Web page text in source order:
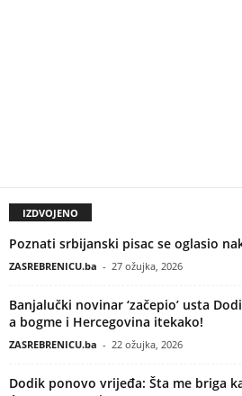
IZDVOJENO
Poznati srbijanski pisac se oglasio
ZASREBRENICU.ba - 27 ožujka, 2026
Banjalučki novinar ‘začepio’ usta
a bogme i Hercegovina itekako!
ZASREBRENICU.ba - 22 ožujka, 2026
Dodik ponovo vrijeđa: Šta me briga